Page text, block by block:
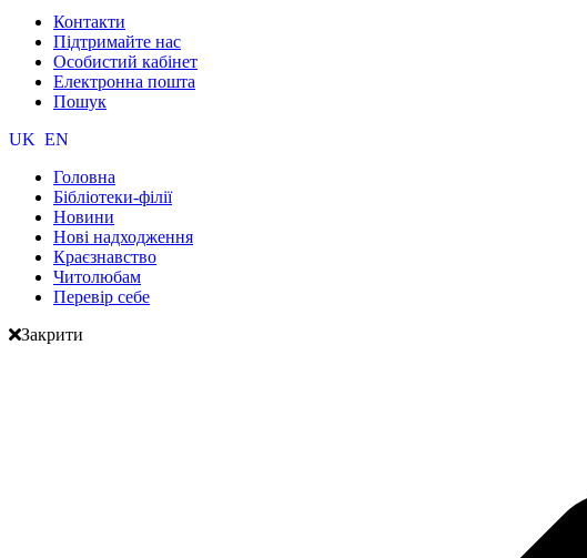
Контакти
Підтримайте нас
Особистий кабінет
Електронна пошта
Пошук
UK EN
Головна
Бібліотеки-філії
Новини
Нові надходження
Краєзнавство
Читолюбам
Перевір себе
Закрити